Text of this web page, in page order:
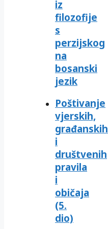
iz
filozofije
s
perzijskog
na
bosanski
jezik
Poštivanje
vjerskih,
građanskih
i
društvenih
pravila
i
običaja
(5.
dio)